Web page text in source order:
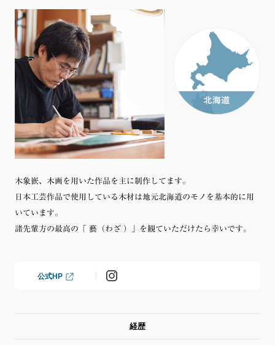
木象嵌、木画を用いた作品を主に制作してます。
日本工芸作品で使用している木材は地元北海道のモノを基本的に用
いています。
諸先輩方の最高の「 藝（わざ ）」を観ていただけたら幸いです。
公式HP
経歴